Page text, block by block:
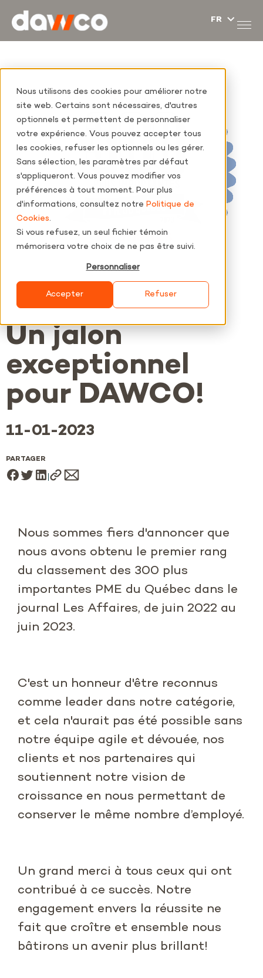
Nous utilisons des cookies pour améliorer notre
site web. Certains sont nécessaires, d'autres
optionnels et permettent de personnaliser
votre expérience. Vous pouvez accepter tous
les cookies, refuser les optionnels ou les gérer.
Sans sélection, les paramètres par défaut
s'appliqueront. Vous pouvez modifier vos
préférences à tout moment. Pour plus
d'informations, consultez notre Politique de
Cookies.
Si vous refusez, un seul fichier témoin
mémorisera votre choix de ne pas être suivi.
Personnaliser
Accepter Refuser
Un jalon
exceptionnel
pour DAWCO!
11-01-2023
PARTAGER
Nous sommes fiers d'annoncer que
nous avons obtenu le premier rang
du classement des 300 plus
importantes PME du Québec dans le
journal Les Affaires, de juin 2022 au
juin 2023.
C'est un honneur d'être reconnus
comme leader dans notre catégorie,
et cela n'aurait pas été possible sans
notre équipe agile et dévouée, nos
clients et nos partenaires qui
soutiennent notre vision de
croissance en nous permettant de
conserver le même nombre d’employé.
Un grand merci à tous ceux qui ont
contribué à ce succès. Notre
engagement envers la réussite ne
fait que croître et ensemble nous
bâtirons un avenir plus brillant!